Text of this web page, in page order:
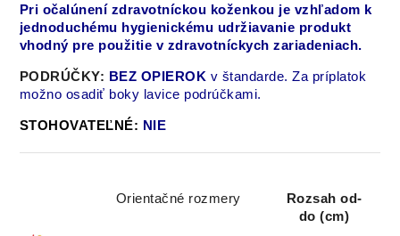
Pri očalúnení zdravotníckou koženkou je vzhľadom k
jednoduchému hygienickému udržiavanie produkt
vhodný pre použitie v zdravotníckychzariadeniach.
PODRÚČKY: BEZ OPIEROK v štandarde. Za príplatok
možno osadiť boky lavice podrúčkami.
STOHOVATEĽNÉ: NIE
Orientačné rozmery
Rozsah od-
do (cm)